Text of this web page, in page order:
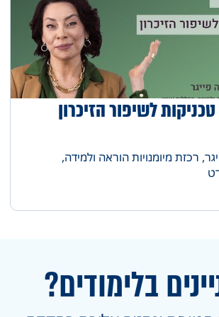
טכניקות לשיפור הזיכרון
רכזת מיומנויות הוראה ולמידה,
בלימודים?